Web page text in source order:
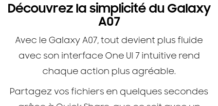
Découvrez la simplicité du Galaxy
A07
Avec le Galaxy A07, tout devient plus fluide
avec son interface One UI 7 intuitive rend
chaque action plus agréable.
Partagez vos fichiers en quelques secondes